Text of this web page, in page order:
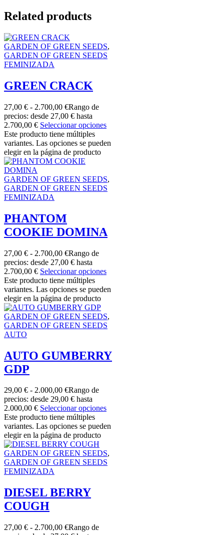
Related products
GARDEN OF GREEN SEEDS,
GARDEN OF GREEN SEEDS
FEMINIZADA
GREEN CRACK
27,00 € - 2.700,00 €Rango de
precios: desde 27,00 € hasta
2.700,00 € Seleccionar opciones
Este producto tiene múltiples
variantes. Las opciones se pueden
elegir en la página de producto
GARDEN OF GREEN SEEDS,
GARDEN OF GREEN SEEDS
FEMINIZADA
PHANTOM
COOKIE DOMINA
27,00 € - 2.700,00 €Rango de
precios: desde 27,00 € hasta
2.700,00 € Seleccionar opciones
Este producto tiene múltiples
variantes. Las opciones se pueden
elegir en la página de producto
GARDEN OF GREEN SEEDS,
GARDEN OF GREEN SEEDS
AUTO
AUTO GUMBERRY
GDP
29,00 € - 2.000,00 €Rango de
precios: desde 29,00 € hasta
2.000,00 € Seleccionar opciones
Este producto tiene múltiples
variantes. Las opciones se pueden
elegir en la página de producto
GARDEN OF GREEN SEEDS,
GARDEN OF GREEN SEEDS
FEMINIZADA
DIESEL BERRY
COUGH
27,00 € - 2.700,00 €Rango de